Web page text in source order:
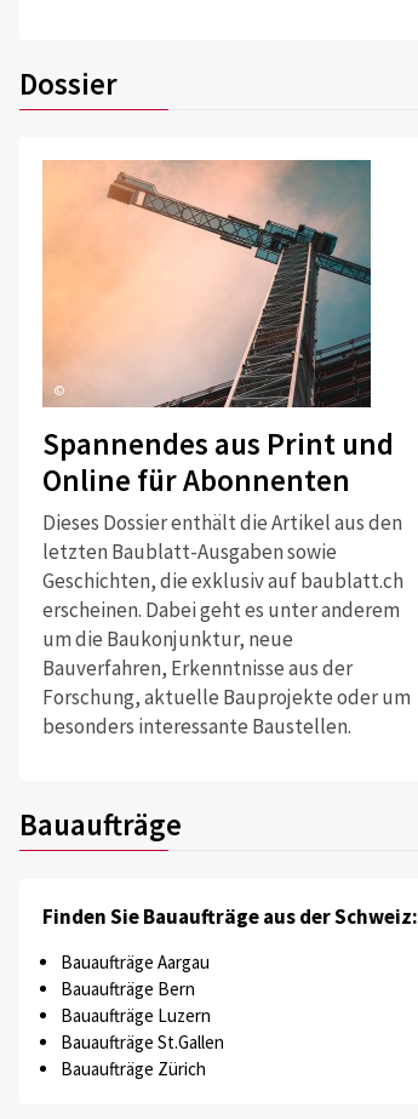
Dossier
©
Spannendes aus Print und
Online für Abonnenten
Dieses Dossier enthält die Artikel aus den
letzten Baublatt-Ausgaben sowie
Geschichten, die exklusiv auf baublatt.ch
erscheinen. Dabei geht es unter anderem
um die Baukonjunktur, neue
Bauverfahren, Erkenntnisse aus der
Forschung, aktuelle Bauprojekte oder um
besonders interessante Baustellen.
Bauaufträge
Finden Sie Bauaufträge aus der Schweiz:
Bauaufträge Aargau
Bauaufträge Bern
Bauaufträge Luzern
Bauaufträge St.Gallen
Bauaufträge Zürich